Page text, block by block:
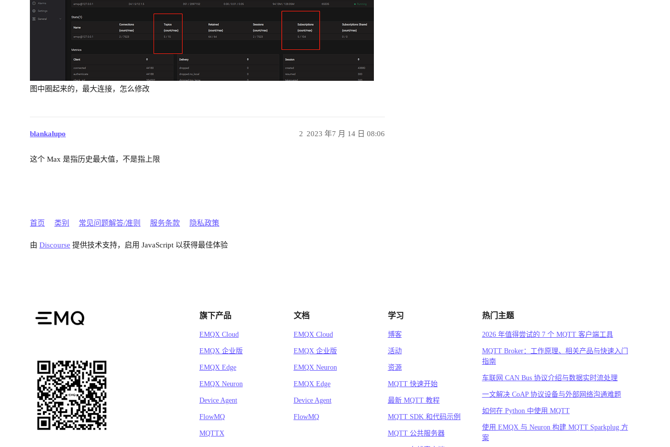
图中圈起来的，最大连接，怎么修改
blankalupo 2023 年7 月 14 日 08:06
2
这个 Max 是指历史最大值，不是指上限
首页 类别 常见问题解答/准则 服务条款 隐私政策
由 Discourse 提供技术支持，启用 JavaScript 以获得最佳体验
旗下产品
EMQX Cloud
EMQX 企业版
EMQX Edge
EMQX Neuron
Device Agent
FlowMQ
MQTTX
文档
EMQX Cloud
EMQX 企业版
EMQX Neuron
EMQX Edge
Device Agent
FlowMQ
学习
博客
活动
资源
MQTT 快速开始
最新 MQTT 教程
MQTT SDK 和代码示例
MQTT 公共服务器
热门主题
2026 年值得尝试的 7 个 MQTT 客户端工具
MQTT Broker：工作原理、相关产品与快速入门
指南
车联网 CAN Bus 协议介绍与数据实时流处理
一文解决 CoAP 协议设备与外部网络沟通难题
如何在 Python 中使用 MQTT
使用 EMQX 与 Neuron 构建 MQTT Sparkplug 方
案